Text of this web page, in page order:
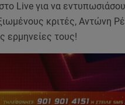
Live για να
κριτές, Αντώνη
ερμηνείες τους!